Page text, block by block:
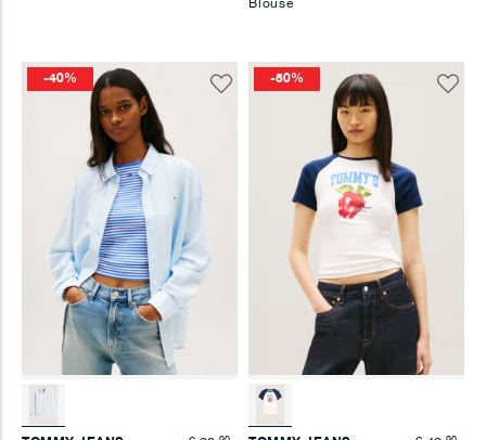
Blouse
-40%
Voeg
-50%
Voeg